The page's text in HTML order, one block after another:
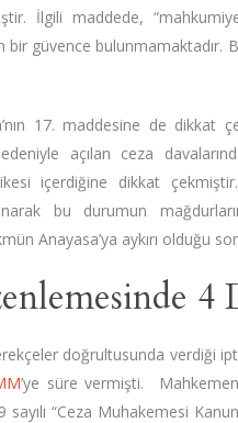
İlgili maddede,
bir güvence bulunmamaktadır.
17. maddesine de
açılan ceza
içerdiğine dikkat
bu durumun
Anayasa’ya aykırı olduğu
4
doğrultusunda verdiği
’ye süre vermişti.
“Ceza Muhakemesi